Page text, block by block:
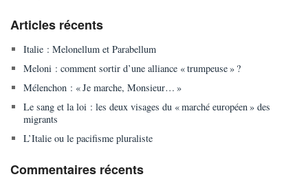
Articles récents
Italie : Melonellum et Parabellum
Meloni : comment sortir d’une alliance « trumpeuse » ?
Mélenchon : « Je marche, Monsieur… »
Le sang et la loi : les deux visages du « marché européen » des
migrants
L’Italie ou le pacifisme pluraliste
Commentaires récents